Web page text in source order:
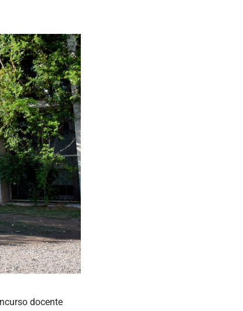
docente